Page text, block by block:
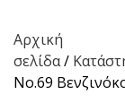
Αρχική
σελίδα/
Νο.69